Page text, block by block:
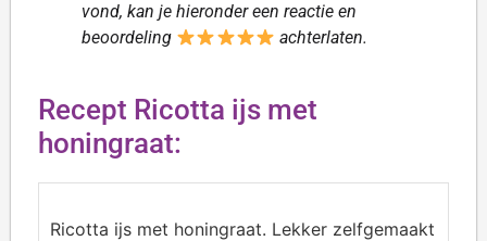
vond, kan je hieronder een reactie en
beoordeling
achterlaten.
Recept Ricotta ijs met
honingraat:
Ricotta ijs met honingraat. Lekker zelfgemaakt